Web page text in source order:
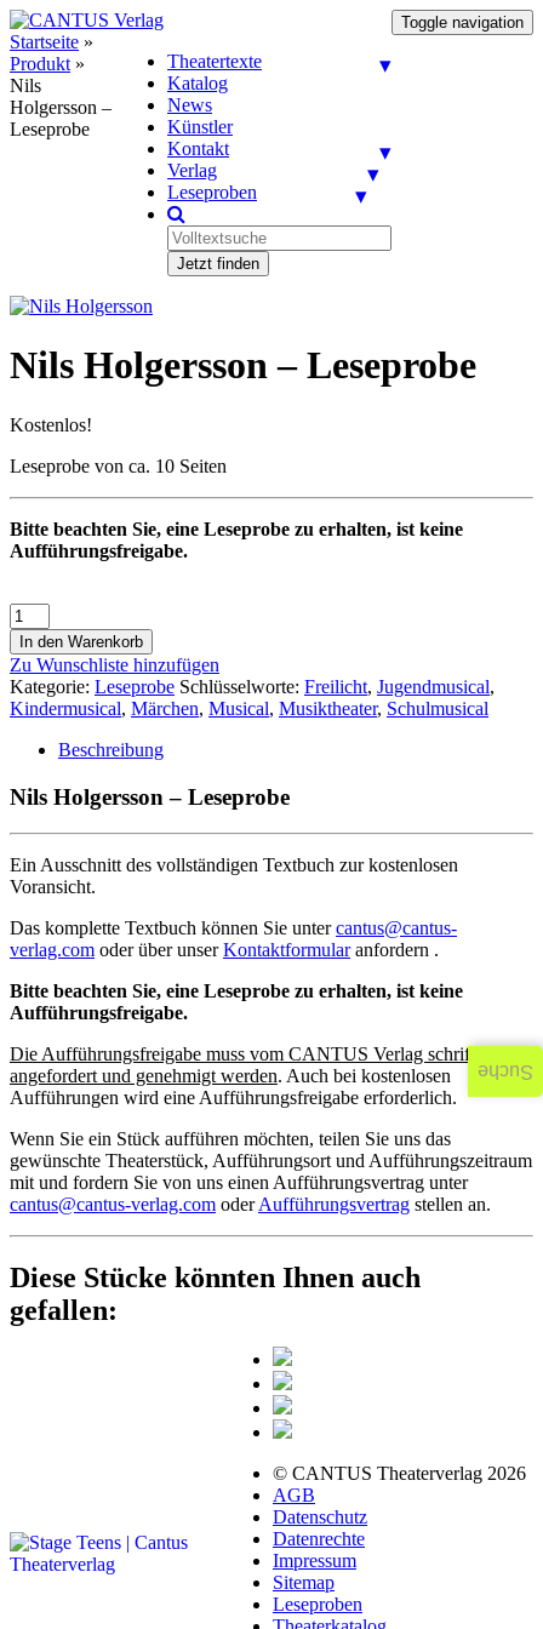
Toggle navigation
Theatertexte
Katalog
News
Künstler
Kontakt
Verlag
Leseproben
Jetzt finden
Startseite »
Produkt »
Nils
Holgersson –
Leseprobe
Nils Holgersson – Leseprobe
Kostenlos!
Leseprobe von ca. 10 Seiten
Bitte beachten Sie, eine Leseprobe zu erhalten, ist keine
Aufführungsfreigabe.
In den Warenkorb
Zu Wunschliste hinzufügen
Kategorie: Leseprobe Schlüsselworte: Freilicht, Jugendmusical,
Kindermusical, Märchen, Musical, Musiktheater, Schulmusical
Beschreibung
Nils Holgersson – Leseprobe
Ein Ausschnitt des vollständigen Textbuch zur kostenlosen
Voransicht.
Das komplette Textbuch können Sie untercantus@cantus-
verlag.com oder über unserKontaktformularanfordern .
Bitte beachten Sie, eine Leseprobe zu erhalten, ist keine
Aufführungsfreigabe.
Die Aufführungsfreigabe muss vom CANTUS Verlag schriftlich
angefordert und genehmigt werden. Auch bei kostenlosen
Aufführungen wird eine Aufführungsfreigabe erforderlich.
Wenn Sie ein Stück aufführen möchten, teilen Sie uns das
gewünschte Theaterstück, Aufführungsort und Aufführungszeitraum
mit und fordern Sie von uns einen Aufführungsvertrag unter
cantus@cantus-verlag.com oderAufführungsvertrag stellen an.
Diese Stücke könnten Ihnen auch
gefallen:
© CANTUS Theaterverlag 2026
AGB
Datenschutz
Datenrechte
Impressum
Sitemap
Leseproben
Suche